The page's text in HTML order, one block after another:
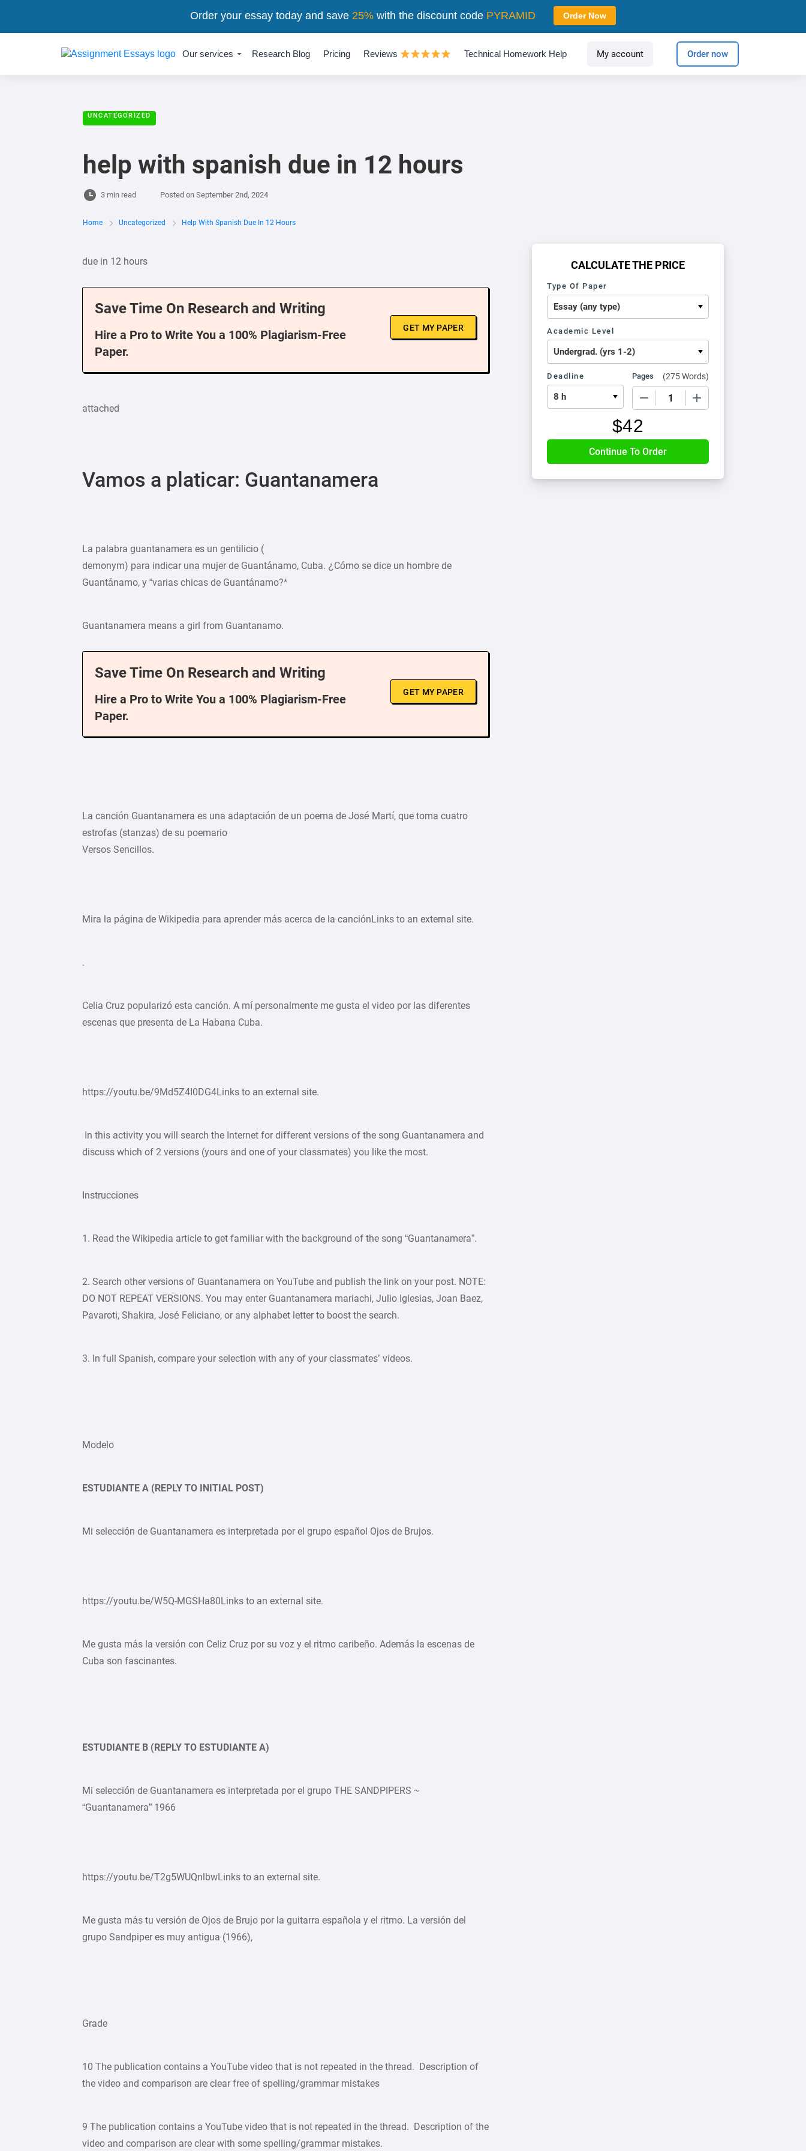
Our services Research Blog Pricing Reviews Technical Homework Help My account Order now
UNCATEGORIZED
help with spanish due in 12 hours
3 min read Posted on September 2nd, 2024
Home Uncategorized Help With Spanish Due In 12 Hours
due in 12 hours
Save Time On Research and Writing
Hire a Pro to Write You a 100% Plagiarism-Free
Paper.
GET MY PAPER
attached
Vamos a platicar: Guantanamera
La palabra guantanamera es un gentilicio (
demonym) para indicar una mujer de Guantánamo, Cuba. ¿Cómo se dice un hombre de
Guantánamo, y “varias chicas de Guantánamo?*
Guantanamera means a girl from Guantanamo.
Save Time On Research and Writing
Hire a Pro to Write You a 100% Plagiarism-Free
Paper.
GET MY PAPER
La canción Guantanamera es una adaptación de un poema de José Martí, que toma cuatro
estrofas (stanzas) de su poemario
Versos Sencillos.
Mira la página de Wikipedia para aprender más acerca de la canciónLinks to an external site.
.
Celia Cruz popularizó esta canción. A mí personalmente me gusta el video por las diferentes
escenas que presenta de La Habana Cuba.
https://youtu.be/9Md5Z4I0DG4Links to an external site.
In this activity you will search the Internet for different versions of the song Guantanamera and
discuss which of 2 versions (yours and one of your classmates) you like the most.
Instrucciones
1. Read the Wikipedia article to get familiar with the background of the song “Guantanamera”.
2. Search other versions of Guantanamera on YouTube and publish the link on your post. NOTE:
DO NOT REPEAT VERSIONS. You may enter Guantanamera mariachi, Julio Iglesias, Joan Baez,
Pavaroti, Shakira, José Feliciano, or any alphabet letter to boost the search.
3. In full Spanish, compare your selection with any of your classmates’ videos.
Modelo
ESTUDIANTE A (REPLY TO INITIAL POST)
Mi selección de Guantanamera es interpretada por el grupo español Ojos de Brujos.
https://youtu.be/W5Q-MGSHa80Links to an external site.
Me gusta más la versión con Celiz Cruz por su voz y el ritmo caribeño. Además la escenas de
Cuba son fascinantes.
ESTUDIANTE B (REPLY TO ESTUDIANTE A)
Mi selección de Guantanamera es interpretada por el grupo THE SANDPIPERS ~
“Guantanamera” 1966
https://youtu.be/T2g5WUQnlbwLinks to an external site.
Me gusta más tu versión de Ojos de Brujo por la guitarra española y el ritmo. La versión del
grupo Sandpiper es muy antigua (1966),
Grade
10 The publication contains a YouTube video that is not repeated in the thread. Description of
the video and comparison are clear free of spelling/grammar mistakes
9 The publication contains a YouTube video that is not repeated in the thread. Description of the
video and comparison are clear with some spelling/grammar mistakes.
CALCULATE THE PRICE
Type Of Paper
Academic Level
Deadline Pages (275 Words)
$42
Order your essay today and save 25%with the discount code PYRAMID Order Now